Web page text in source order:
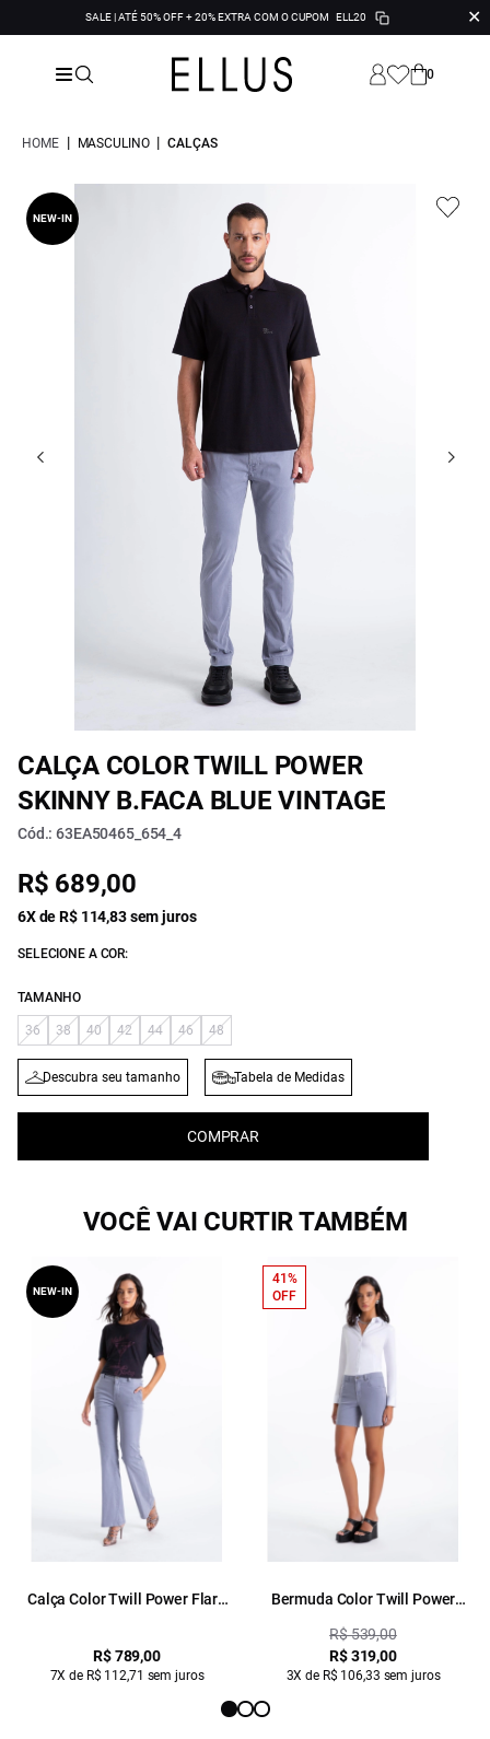
SALE | ATÉ 50% OFF + 20% EXTRA COM O CUPOM ELL20 ✕
0
HOME | MASCULINO | CALÇAS
NEW-IN
CALÇA COLOR TWILL POWER
SKINNY B.FACA BLUE VINTAGE
Cód.: 63EA50465_654_4
R$ 689,00
6X de R$ 114,83 sem juros
SELECIONE A COR:
TAMANHO
36 38 40 42 44 46 48
Descubra seu tamanho Tabela de Medidas
COMPRAR
VOCÊ VAI CURTIR TAMBÉM
Calça Color Twill Power Flare
R$ 789,00
7X de R$ 112,71 sem juros
NEW-IN
Bermuda Color Twill Power
R$ 539,00
R$ 319,00
3X de R$ 106,33 sem juros
41%
OFF